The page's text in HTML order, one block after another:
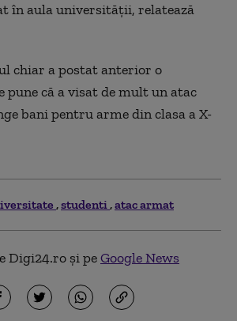
în aula universității, relatează
chiar a postat anterior o
pune că a visat de mult un atac
bani pentru arme din clasa a X-
studenti atac armat
Digi24.ro și peGoogle News